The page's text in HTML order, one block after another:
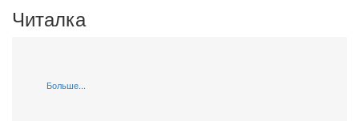
Читалка
Больше...